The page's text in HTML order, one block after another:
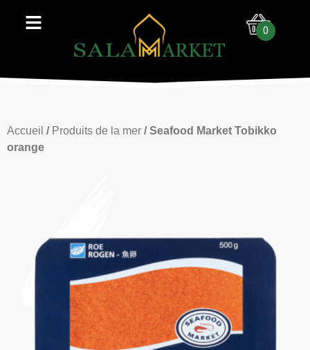
0
Accueil / Produits de la mer / Seafood Market Tobikko
orange